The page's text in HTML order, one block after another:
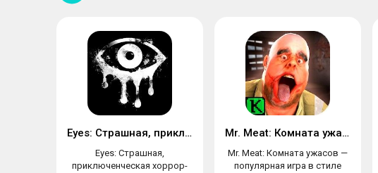
Eyes: Страшная, приключенческая хоррор-игра
Eyes: Страшная,
приключенческая хоррор-
Mr. Meat: Комната ужасов
Mr. Meat: Комната ужасов —
популярная игра в стиле